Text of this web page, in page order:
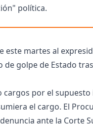
política.
martes al
golpe de Estado
cargos por el
el cargo. El
ante la Corte